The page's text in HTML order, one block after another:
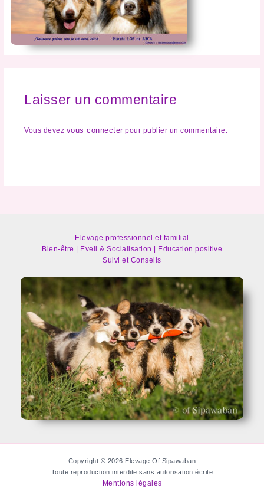
Laisser un commentaire
Vous devez vous connecterpour publier un commentaire.
Elevage professionnel et familial
Bien-être | Eveil & Socialisation | Education positive
Suivi et Conseils
Copyright © 2026 Elevage Of Sipawaban
Toute reproduction interdite sans autorisation écrite
Mentions légales